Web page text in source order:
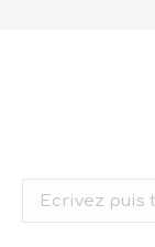
Recherche
: